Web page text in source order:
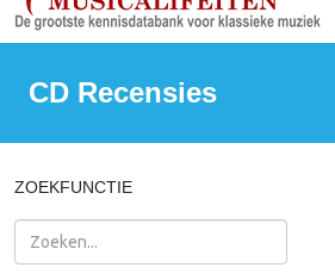
CD Recensies
ZOEKFUNCTIE
Zoeken